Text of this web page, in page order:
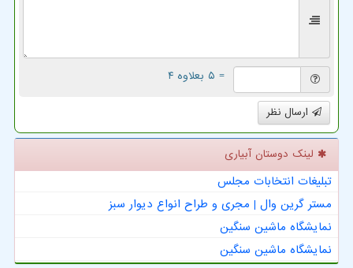
= ۵ بعلاوه ۴
ارسال نظر
لینک دوستان آبیاری
تبلیغات انتخابات مجلس
مستر گرین وال | مجری و طراح انواع دیوار سبز
نمایشگاه ماشین سنگین
نمایشگاه ماشین سنگین